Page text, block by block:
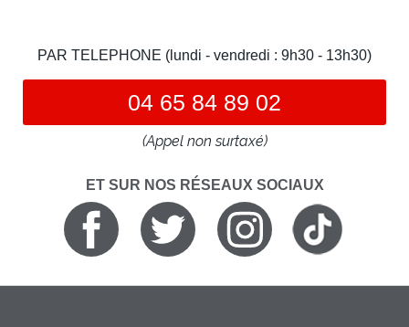
PAR TELEPHONE (lundi - vendredi : 9h30 - 13h30)
04 65 84 89 02
(Appel non surtaxé)
ET SUR NOS RÉSEAUX SOCIAUX